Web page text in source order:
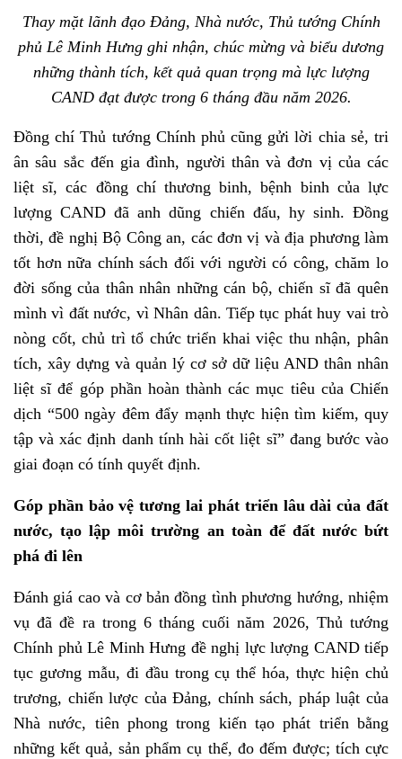
Thay mặt lãnh đạo Đảng, Nhà nước, Thủ tướng Chính
phủ Lê Minh Hưng ghi nhận, chúc mừng và biểu dương
những thành tích, kết quả quan trọng mà lực lượng
CAND đạt được trong 6 tháng đầu năm 2026.
Đồng chí Thủ tướng Chính phủ cũng gửi lời chia sẻ, tri
ân sâu sắc đến gia đình, người thân và đơn vị của các
liệt sĩ, các đồng chí thương binh, bệnh binh của lực
lượng CAND đã anh dũng chiến đấu, hy sinh. Đồng
thời, đề nghị Bộ Công an, các đơn vị và địa phương làm
tốt hơn nữa chính sách đối với người có công, chăm lo
đời sống của thân nhân những cán bộ, chiến sĩ đã quên
mình vì đất nước, vì Nhân dân. Tiếp tục phát huy vai trò
nòng cốt, chủ trì tổ chức triển khai việc thu nhận, phân
tích, xây dựng và quản lý cơ sở dữ liệu AND thân nhân
liệt sĩ để góp phần hoàn thành các mục tiêu của Chiến
dịch “500 ngày đêm đẩy mạnh thực hiện tìm kiếm, quy
tập và xác định danh tính hài cốt liệt sĩ” đang bước vào
giai đoạn có tính quyết định.
Góp phần bảo vệ tương lai phát triển lâu dài của đất
nước, tạo lập môi trường an toàn để đất nước bứt
phá đi lên
Đánh giá cao và cơ bản đồng tình phương hướng, nhiệm
vụ đã đề ra trong 6 tháng cuối năm 2026, Thủ tướng
Chính phủ Lê Minh Hưng đề nghị lực lượng CAND tiếp
tục gương mẫu, đi đầu trong cụ thể hóa, thực hiện chủ
trương, chiến lược của Đảng, chính sách, pháp luật của
Nhà nước, tiên phong trong kiến tạo phát triển bằng
những kết quả, sản phẩm cụ thể, đo đếm được; tích cực